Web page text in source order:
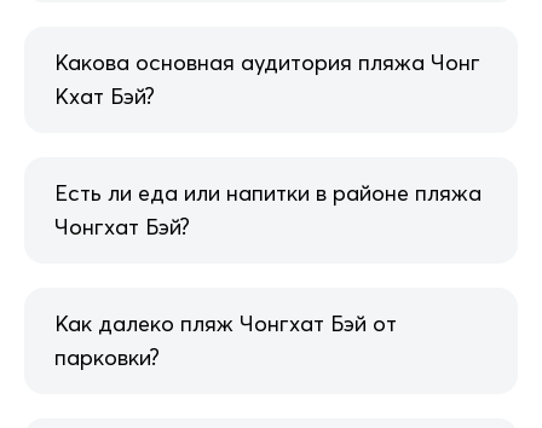
Какова основная аудитория пляжа Чонг
Кхат Бэй?
Есть ли еда или напитки в районе пляжа
Чонгхат Бэй?
Как далеко пляж Чонгхат Бэй от
парковки?